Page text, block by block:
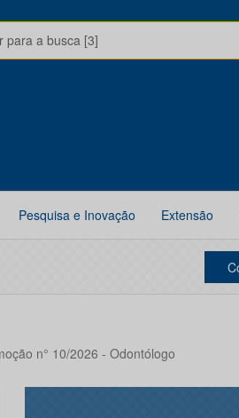
para a busca [3]
Pesquisa e Inovação Extensão
n° 10/2026 - Odontólogo